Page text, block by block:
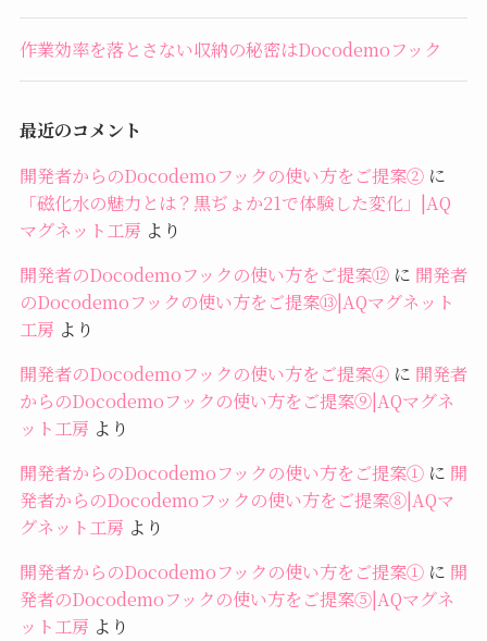
作業効率を落とさない収納の秘密はDocodemoフック
最近のコメント
開発者からのDocodemoフックの使い方をご提案②に
「磁化水の魅力とは？黒ぢょか21で体験した変化」|AQ
マグネット工房 より
開発者のDocodemoフックの使い方をご提案⑫に 開発者
のDocodemoフックの使い方をご提案⑬|AQマグネット
工房 より
開発者のDocodemoフックの使い方をご提案④に 開発者
からのDocodemoフックの使い方をご提案⑨|AQマグネ
ット工房 より
開発者からのDocodemoフックの使い方をご提案①に 開
発者からのDocodemoフックの使い方をご提案⑧|AQマ
グネット工房 より
開発者からのDocodemoフックの使い方をご提案①に 開
発者のDocodemoフックの使い方をご提案⑤|AQマグネ
ット工房 より